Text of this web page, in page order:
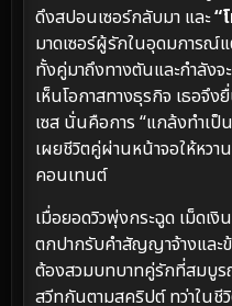
ดึงสปอนเซอร์กลับมา และ“
มาดเซอร์ผู้รักในอุดมการณ์
ทั้งคู่มาถึงทางตันและกำลังจ
เห็นโอกาสทางธุรกิจ เธอจึ
เซส นั่นคือการ “แกล้งทำเป็
เผยชีวิตคู่ผ่านหน้าจอให้หวา
คอนเทนต์
เมื่อยอดวิวพุ่งกระฉูด เม็ดเงิ
ตกปากรับคำสัญญาจ้างและ
ต้องสวมบทบาทคู่รักที่สมบู
สวีทกันตามสคริปต์ ทว่าในชี